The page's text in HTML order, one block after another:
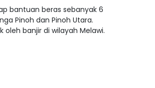
bantuan beras sebanyak 6
Pinoh dan Pinoh Utara.
banjir di wilayah Melawi.